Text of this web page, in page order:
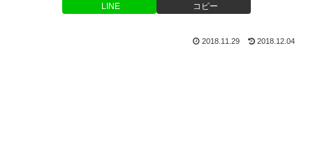
LINE コピー
2018.11.29 2018.12.04